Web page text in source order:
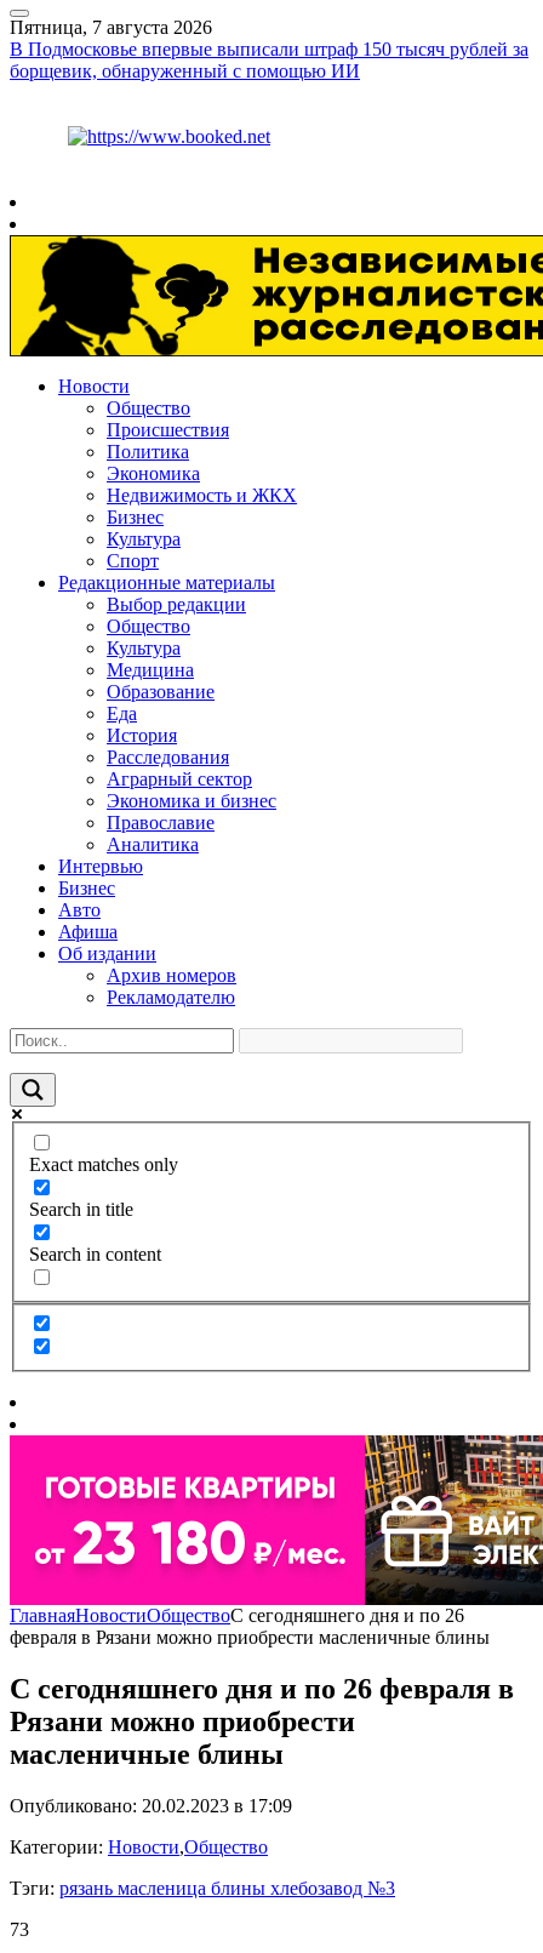
Пятница, 7 августа 2026
В Подмосковье впервые выписали штраф 150 тысяч рублей за
борщевик, обнаруженный с помощью ИИ
Новости
Общество
Происшествия
Политика
Экономика
Недвижимость и ЖКХ
Бизнес
Культура
Спорт
Редакционные материалы
Выбор редакции
Общество
Культура
Медицина
Образование
Еда
История
Расследования
Аграрный сектор
Экономика и бизнес
Православие
Аналитика
Интервью
Бизнес
Авто
Афиша
Об издании
Архив номеров
Рекламодателю
Exact matches only
Search in title
Search in content
ГлавнаяНовостиОбществоС сегодняшнего дня и по 26
февраля в Рязани можно приобрести масленичные блины
С сегодняшнего дня и по 26 февраля в
Рязани можно приобрести
масленичные блины
Опубликовано: 20.02.2023 в 17:09
Категории: Новости,Общество
Тэги: рязань масленица блины хлебозавод №3
73